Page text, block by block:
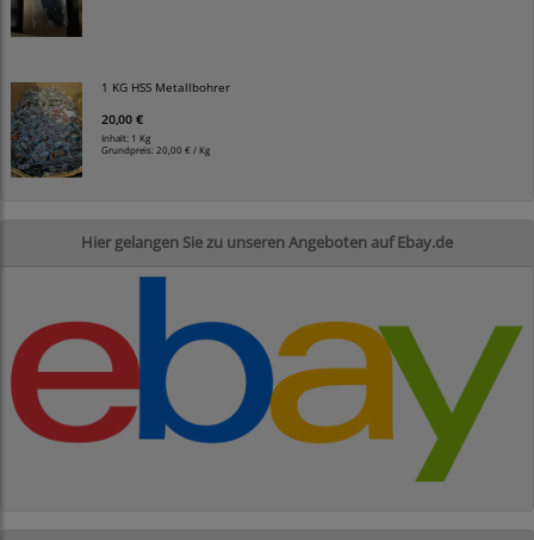
1 KG HSS Metallbohrer
20,00 €
Inhalt: 1 Kg
Grundpreis: 20,00 € / Kg
Hier gelangen Sie zu unseren Angeboten auf Ebay.de